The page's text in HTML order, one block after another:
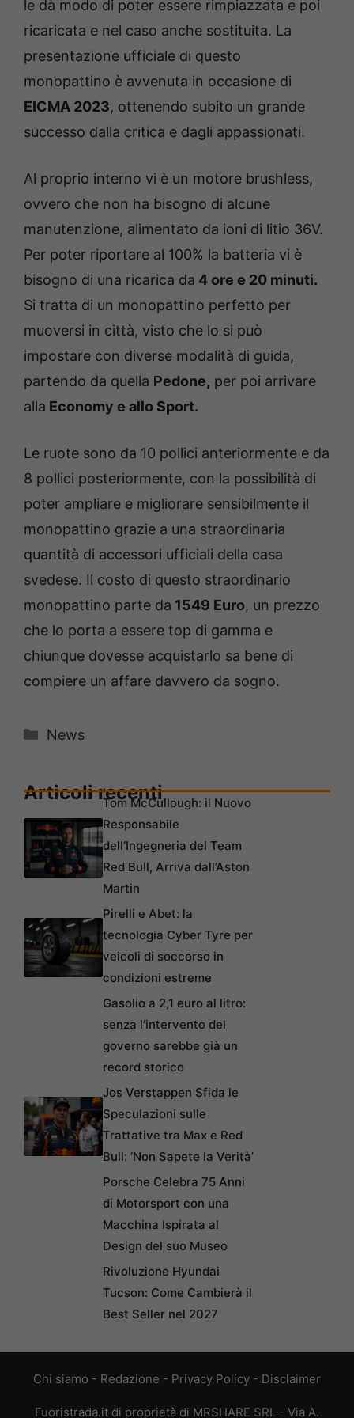
le dà modo di poter essere rimpiazzata e poi
ricaricata e nel caso anche sostituita. La
presentazione ufficiale di questo
monopattino è avvenuta in occasione di
EICMA 2023, ottenendo subito un grande
successo dalla critica e dagli appassionati.
Al proprio interno vi è un motore brushless,
ovvero che non ha bisogno di alcune
manutenzione, alimentato da ioni di litio 36V.
Per poter riportare al 100% la batteria vi è
bisogno di una ricarica da 4 ore e 20 minuti.
Si tratta di un monopattino perfetto per
muoversi in città, visto che lo si può
impostare con diverse modalità di guida,
partendo da quella Pedone, per poi arrivare
alla Economy e allo Sport.
Le ruote sono da 10 pollici anteriormente e da
8 pollici posteriormente, con la possibilità di
poter ampliare e migliorare sensibilmente il
monopattino grazie a una straordinaria
quantità di accessori ufficiali della casa
svedese. Il costo di questo straordinario
monopattino parte da 1549 Euro, un prezzo
che lo porta a essere top di gamma e
chiunque dovesse acquistarlo sa bene di
compiere un affare davvero da sogno.
Categorie
News
Articoli recentiTom McCullough: il Nuovo
Responsabile
dell’Ingegneria del Team
Red Bull, Arriva dall’Aston
Martin
Pirelli e Abet: la
tecnologia Cyber Tyre per
veicoli di soccorso in
condizioni estreme
Gasolio a 2,1 euro al litro:
senza l’intervento del
governo sarebbe già un
record storico
Jos Verstappen Sfida le
Speculazioni sulle
Trattative tra Max e Red
Bull: ‘Non Sapete la Verità’
Porsche Celebra 75 Anni
di Motorsport con una
Macchina Ispirata al
Design del suo Museo
Rivoluzione Hyundai
Tucson: Come Cambierà il
Best Seller nel 2027
Chi siamo - Redazione - Privacy Policy - Disclaimer
Fuoristrada.it di proprietà di MRSHARE SRL - Via A.